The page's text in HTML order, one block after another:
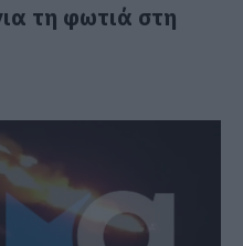
τη φωτιά στη